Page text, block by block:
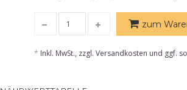
zum
* Inkl. MwSt., zzgl. Versandkosten und ggf.